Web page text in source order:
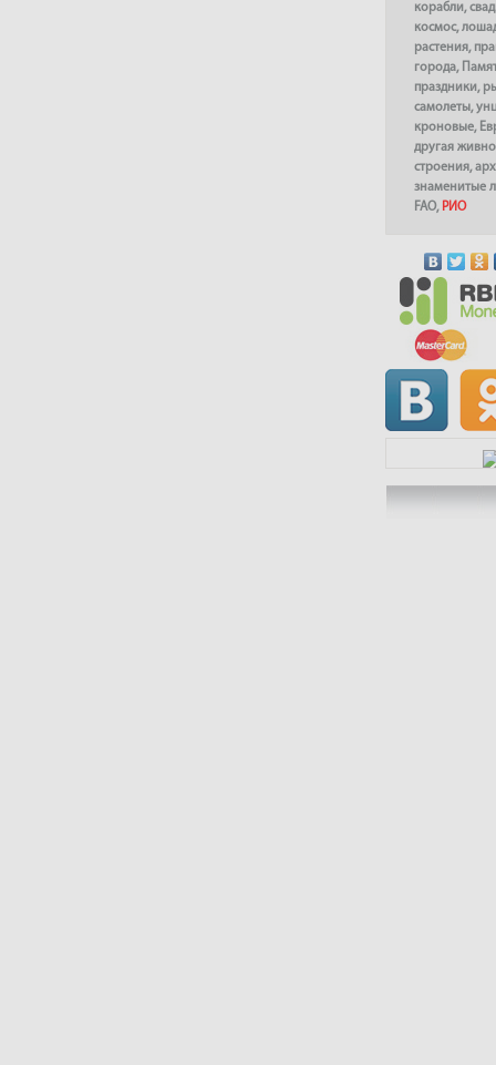
корабли,
космос,
растения,
города,
праздники,
самолеты,
кроновые,
другая
строения,
знаменитые
FAO, РИО